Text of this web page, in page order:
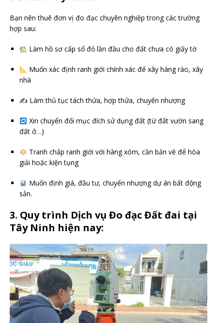
Bạn nên thuê đơn vị đo đạc chuyên nghiệp trong các trường
hợp sau:
Làm hồ sơ cấp sổ đỏ lần đầu cho đất chưa có giấy tờ
Muốn xác định ranh giới chính xác để xây hàng rào, xây
nhà
✍️ Làm thủ tục tách thửa, hợp thửa, chuyển nhượng
Xin chuyển đổi mục đích sử dụng đất (từ đất vườn sang
đất ở…)
Tranh chấp ranh giới với hàng xóm, cần bản vẽ để hòa
giải hoặc kiện tụng
Muốn định giá, đầu tư, chuyển nhượng dự án bất động
sản.
3. Quy trình Dịch vụ Đo đạc Đất đai tại
Tây Ninh hiện nay: